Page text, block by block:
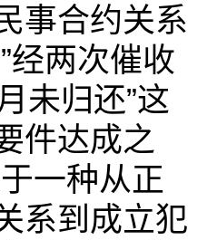
事合约关系
经两次催收
未归还”这
件达成之
一种从正
系到成立犯